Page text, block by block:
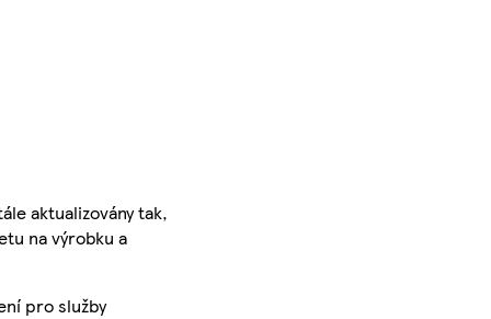
aktualizovány tak,
na výrobku a
pro služby